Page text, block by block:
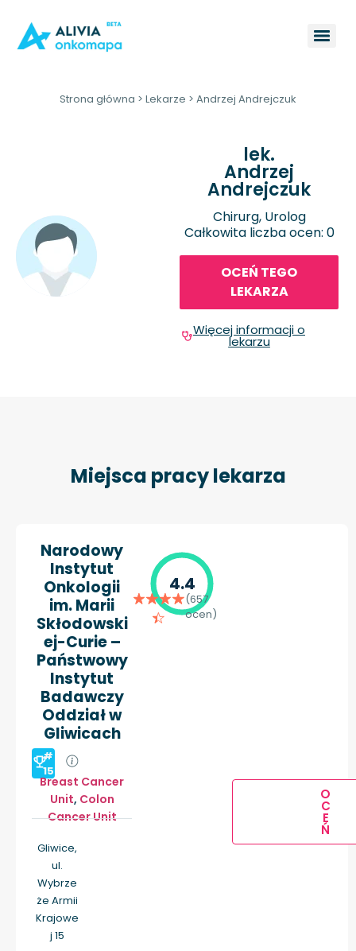
Strona główna > Lekarze > Andrzej Andrejczuk
lek.
Andrzej
Andrejczuk
Chirurg, Urolog
Całkowita liczba ocen: 0
OCEŃ TEGO
LEKARZA
Więcej informacji o
lekarzu
Miejsca pracy lekarza
Narodowy
Instytut
Onkologii
im. Marii
Skłodowski
ej-Curie –
Państwowy
Instytut
Badawczy
Oddział w
Gliwicach
#
15
Breast Cancer
Unit, Colon
Cancer Unit
Gliwice,
ul.
Wybrze
że Armii
Krajowe
j 15
4.4
(657
ocen)
O
C
E
Ń